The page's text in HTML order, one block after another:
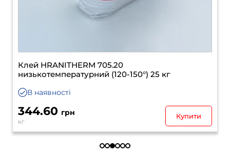
Клей HRANITHERM 705.20
низькотемпературний (120-150°) 25 кг
В наявності
344.60 грн
кг
Купити